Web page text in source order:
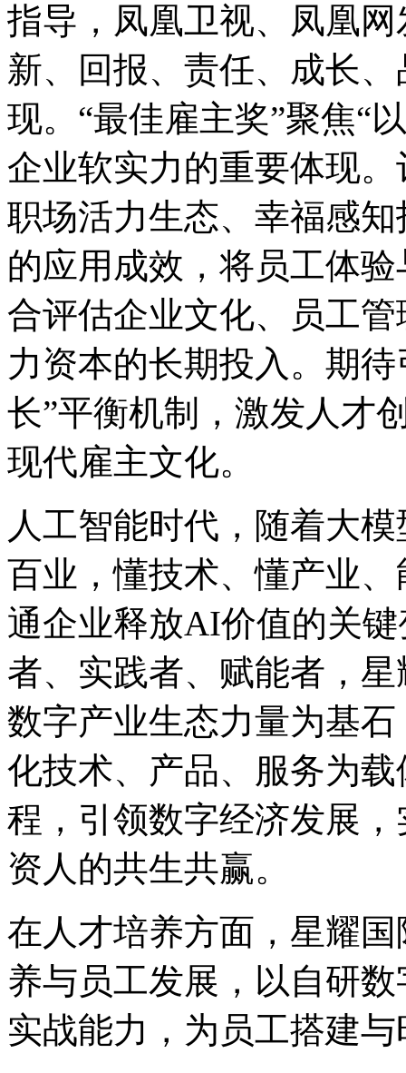
指导，凤凰卫视、凤
新、回报、责任、成
现。“最佳雇主奖”聚焦“以
企业软实力的重要体现。
职场活力生态、幸福感
的应用成效，将员工体
合评估企业文化、员工
力资本的长期投入。期
长”平衡机制，激发人才
现代雇主文化。
人工智能时代，随着大
百业，懂技术、懂产业
通企业释放AI价值的关
者、实践者、赋能者
数字产业生态力量为基石
化技术、产品、服务
程，引领数字经济发展，
资人的共生共赢。
在人才培养方面，星
养与员工发展，以自
实战能力，为员工搭